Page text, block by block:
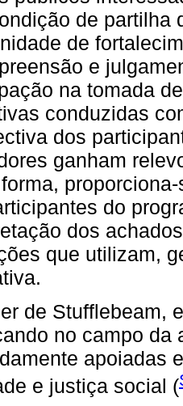
de partilha
de
e
na tomada
conduzidas
dos
ganham
do
dos
que utilizam,
de Stufflebeam,
no campo da
apoiadas
e justiça social (